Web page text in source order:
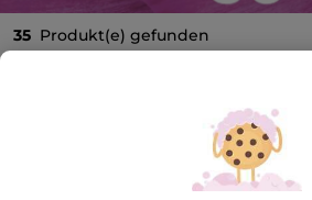
35 Produkt(e) gefunden
Make-up